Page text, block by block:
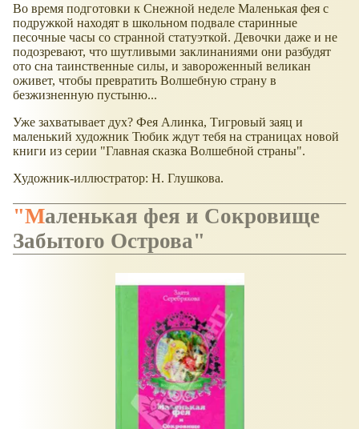
Во время подготовки к Снежной неделе Маленькая фея с
подружкой находят в школьном подвале старинные
песочные часы со странной статуэткой. Девочки даже и не
подозревают, что шутливыми заклинаниями они разбудят
ото сна таинственные силы, и завороженный великан
оживет, чтобы превратить Волшебную страну в
безжизненную пустыню...
Уже захватывает дух? Фея Алинка, Тигровый заяц и
маленький художник Тюбик ждут тебя на страницах новой
книги из серии "Главная сказка Волшебной страны".
Художник-иллюстратор: Н. Глушкова.
"Маленькая фея и Сокровище
Забытого Острова"